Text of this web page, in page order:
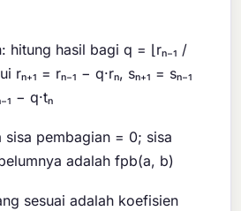
hitung hasil bagi q = ⌊rₙ₋₁ /
rₙ₊₁ = rₙ₋₁ − q·rₙ, sₙ₊₁ = sₙ₋₁
− q·tₙ
sisa pembagian = 0; sisa
adalah fpb(a, b)
sesuai adalah koefisien